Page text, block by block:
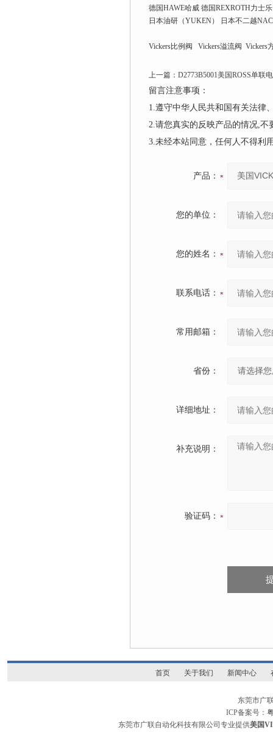
德国HAWE哈威 德国REXROTH力士
日本油研（YUKEN） 日本不二越
Vickers比例阀 Vickers溢流阀
上一篇： D2773B5001美国ROSS单联
留言注意事项：
1.遵守中华人民共和国有关法律
2.请您真实的反映产品的情况,
3.未经本站同意，任何人不得利
产品：
您的单位：
您的姓名：
联系电话：
常用邮箱：
省份：
详细地址：
补充说明：
验证码：
首页 关于我们 新闻中心
东莞市广
ICP备案号：
东莞市广联自动化科技有限公司专业提供美国